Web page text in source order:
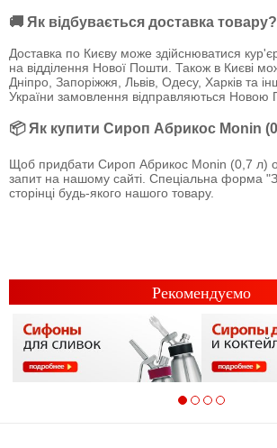
🚚 Як відбувається доставка товару?
Доставка по Києву може здійснюватися
на відділення Нової Пошти. Також в Києві
Дніпро, Запоріжжя, Львів, Одесу, Харків та
України замовлення відправляються Новою
📦 Як купити Сироп Абрикос Monin
Щоб придбати Сироп Абрикос Monin (0,7 л)
запит на нашому сайті. Спеціальна форма
сторінці будь-якого нашого товару.
Рекомендуємо